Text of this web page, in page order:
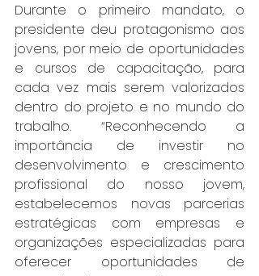
Durante o primeiro mandato, o
presidente deu protagonismo aos
jovens, por meio de oportunidades
e cursos de capacitação, para
cada vez mais serem valorizados
dentro do projeto e no mundo do
trabalho. “Reconhecendo a
importância de investir no
desenvolvimento e crescimento
profissional do nosso jovem,
estabelecemos novas parcerias
estratégicas com empresas e
organizações especializadas para
oferecer oportunidades de